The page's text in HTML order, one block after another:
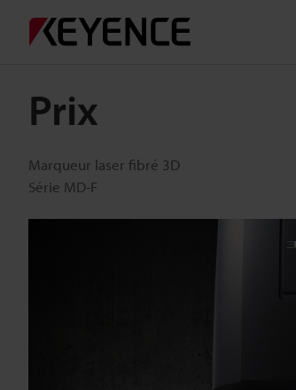
Prix
Marqueur laser fibré 3D
Série MD-F